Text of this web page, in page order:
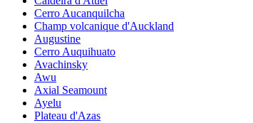
Cerro Aucanquilcha
Champ volcanique d'Auckland
Augustine
Cerro Auquihuato
Avachinsky
Awu
Axial Seamount
Ayelu
Plateau d'Azas